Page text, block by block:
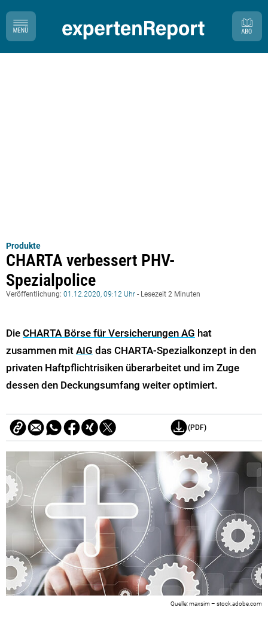
Produkte
CHARTA verbessert PHV-
Spezialpolice
Veröffentlichung: 01.12.2020, 09:12 Uhr - Lesezeit 2 Minuten
Die CHARTA Börse für Versicherungen AG hat
zusammen mit AIG das CHARTA-Spezialkonzept in den
privaten Haftpflichtrisiken überarbeitet und im Zuge
dessen den Deckungsumfang weiter optimiert.
(PDF)
maxsim – stock.adobe.com